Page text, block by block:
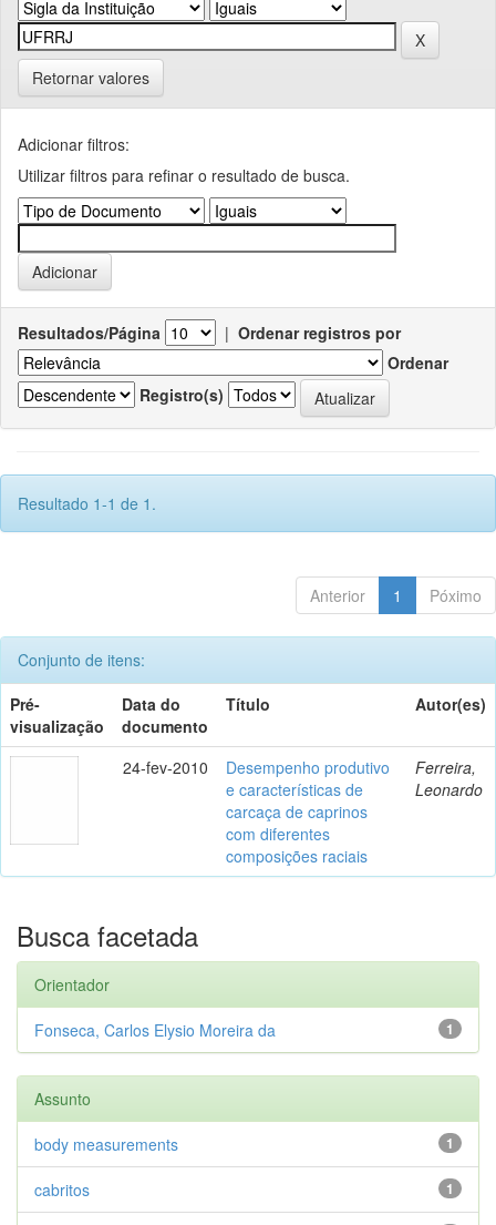
Retornar valores
Adicionar filtros:
Utilizar filtros para refinar o resultado de busca.
Resultados/Página | Ordenar registros por
Ordenar
Registro(s)
Resultado 1-1 de 1.
Anterior 1 Póximo
Conjunto de itens:
Pré-
visualização
Data do
documento
Título Autor(es)
24-fev-2010
Desempenho produtivo
e características de
carcaça de caprinos
com diferentes
composições raciais
Ferreira,
Leonardo
Busca facetada
Orientador
1
Fonseca, Carlos Elysio Moreira da
Assunto
1
body measurements
1
cabritos